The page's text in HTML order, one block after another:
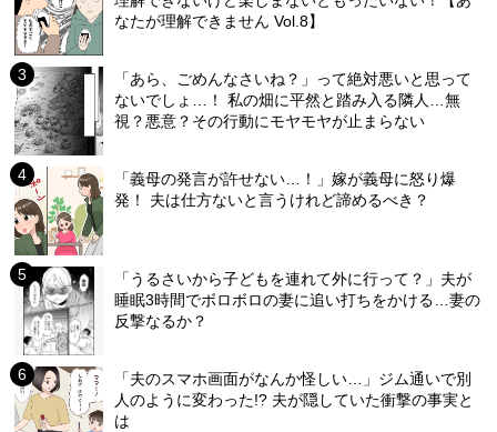
なたが理解できません Vol.8】
「あら、ごめんなさいね？」って絶対悪いと思って
ないでしょ…！ 私の畑に平然と踏み入る隣人…無
視？悪意？その行動にモヤモヤが止まらない
「義母の発言が許せない…！」嫁が義母に怒り爆
発！ 夫は仕方ないと言うけれど諦めるべき？
「うるさいから子どもを連れて外に行って？」夫が
睡眠3時間でボロボロの妻に追い打ちをかける…妻の
反撃なるか？
「夫のスマホ画面がなんか怪しい…」ジム通いで別
人のように変わった!? 夫が隠していた衝撃の事実と
は